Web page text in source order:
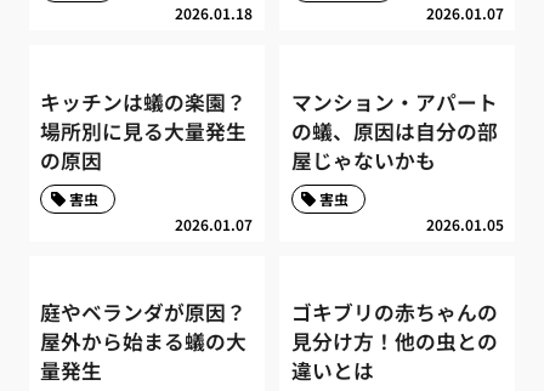
2026.01.18 2026.01.07
キッチンは蟻の楽園？
場所別に見る大量発生
の原因
2026.01.07
害虫
マンション・アパート
の蟻、原因は自分の部
屋じゃないかも
2026.01.05
害虫
庭やベランダが原因？
屋外から始まる蟻の大
量発生
ゴキブリの赤ちゃんの
見分け方！他の虫との
違いとは